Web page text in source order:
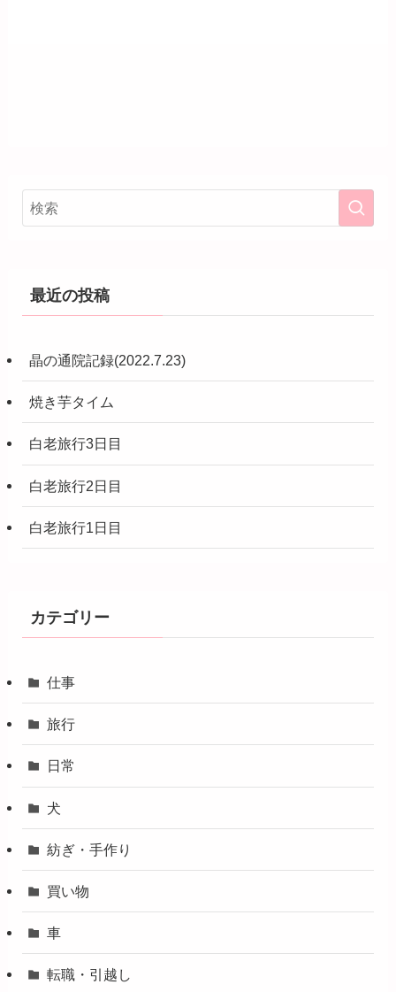
最近の投稿
晶の通院記録(2022.7.23)
焼き芋タイム
白老旅行3日目
白老旅行2日目
白老旅行1日目
カテゴリー
仕事
旅行
日常
犬
紡ぎ・手作り
買い物
車
転職・引越し